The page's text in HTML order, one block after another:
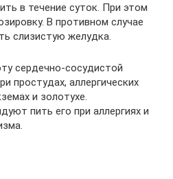
в течение суток. При этом
В противном случае
слизистую желудка.
сердечно-сосудистой
простудах, аллергических
и золотухе.
пить его при аллергиях и